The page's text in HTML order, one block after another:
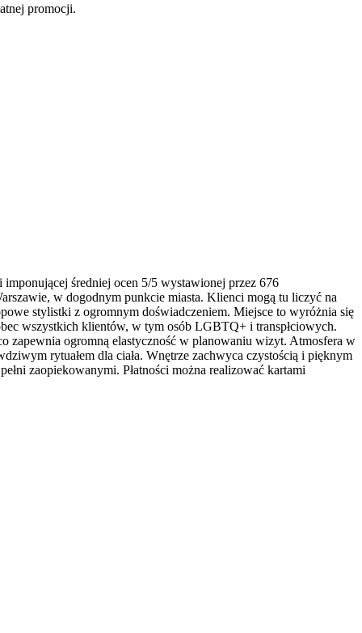
promocji.
średniej ocen 5/5 wystawionej przez 676
w dogodnym punkcie miasta. Klienci mogą tu liczyć na
stylistki z ogromnym doświadczeniem. Miejsce to wyróżnia się
wszystkich klientów, w tym osób LGBTQ+ i transpłciowych.
zapewnia ogromną elastyczność w planowaniu wizyt. Atmosfera w
rytuałem dla ciała. Wnętrze zachwyca czystością i pięknym
zaopiekowanymi. Płatności można realizować kartami